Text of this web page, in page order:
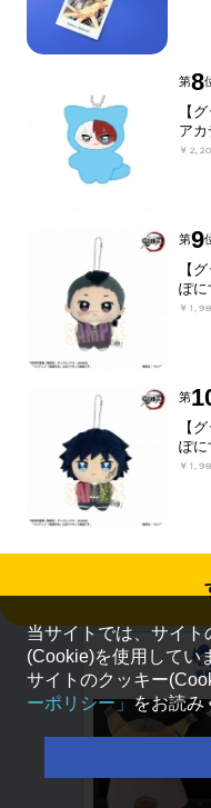
第8
【
ア
￥
第9
【
ぽに
￥
第
【
ぽに
￥
当サイトでは、サイ
(Cookie)を使用してい
サイトのクッキー
ーポリシー」をお読み